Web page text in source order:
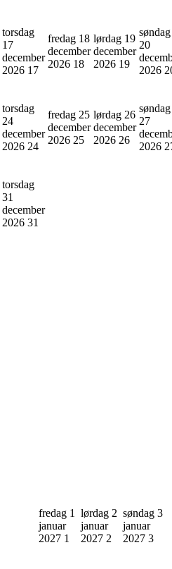
torsdag
17
december
2026 17
fredag 18
december
2026 18
lørdag 19
december
2026 19
søndag
20
2026
torsdag
24
december
2026 24
fredag 25
december
2026 25
lørdag 26
december
2026 26
søndag
27
2026
torsdag
31
december
2026 31
fredag 1
januar
2027 1
lørdag 2
januar
2027 2
søndag 3
januar
2027 3